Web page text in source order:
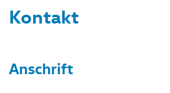
Kontakt
Anschrift